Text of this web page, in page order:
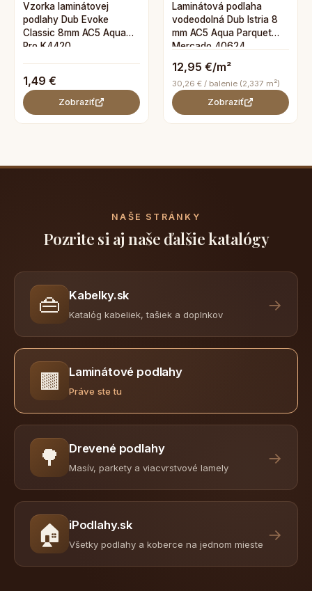
Vzorka laminátovej
podlahy Dub Evoke
Classic 8mm AC5 Aqua
Pro K4420
1,49 €
Zobraziť
Laminátová podlaha
vodeodolná Dub Istria 8
mm AC5 Aqua Parquet
Mercado 40624
12,95 €/m²
30,26 € / balenie (2,337 m²)
Zobraziť
NAŠE STRÁNKY
Pozrite si aj naše ďalšie katalógy
👜 Kabelky.sk
Katalóg kabeliek, tašiek a doplnkov
→
🟫 Laminátové podlahy
Práve ste tu
🌳 Drevené podlahy
Masív, parkety a viacvrstvové lamely
→
🏠 iPodlahy.sk
Všetky podlahy a koberce na jednom mieste
→